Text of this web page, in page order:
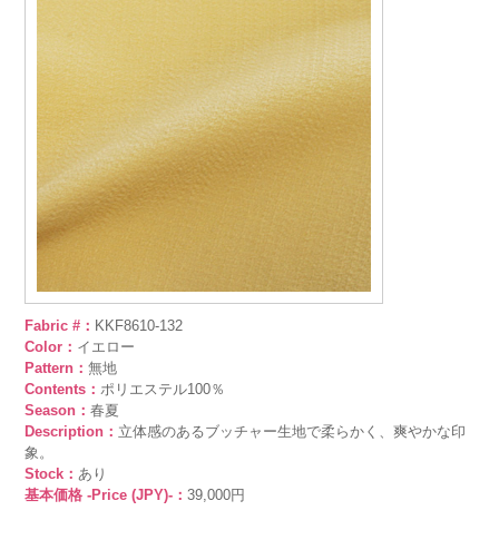
Fabric #： KKF8610-132
Color： イエロー
Pattern：無地
Contents：ポリエステル100％
Season：春夏
Description： 立体感のあるブッチャー生地で柔らかく、爽やかな印
象。
Stock：あり
基本価格 -Price (JPY)-：39,000円